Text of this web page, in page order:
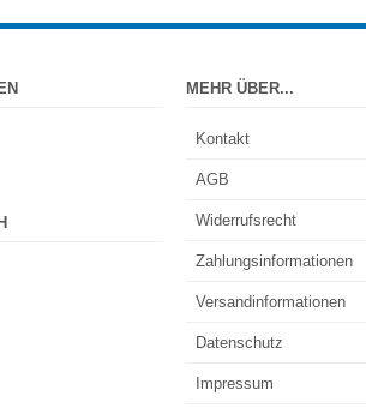
MEHR ÜBER...
Kontakt
AGB
Widerrufsrecht
Zahlungsinformationen
Versandinformationen
Datenschutz
Impressum